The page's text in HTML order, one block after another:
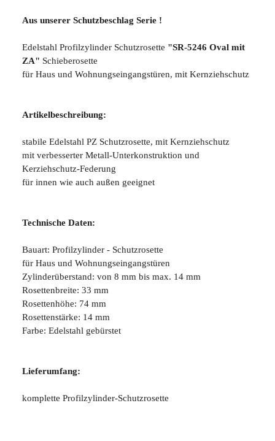
Aus unserer Schutzbeschlag Serie !
Edelstahl Profilzylinder Schutzrosette "SR-5246 Oval mit
ZA" Schieberosette
für Haus und Wohnungseingangstüren, mit Kernziehschutz
Artikelbeschreibung:
stabile Edelstahl PZ Schutzrosette, mit Kernziehschutz
mit verbesserter Metall-Unterkonstruktion und
Kerziehschutz-Federung
für innen wie auch außen geeignet
Technische Daten:
Bauart: Profilzylinder - Schutzrosette
für Haus und Wohnungseingangstüren
Zylinderüberstand: von 8 mm bis max. 14 mm
Rosettenbreite: 33 mm
Rosettenhöhe: 74 mm
Rosettenstärke: 14 mm
Farbe: Edelstahl gebürstet
Lieferumfang:
komplette Profilzylinder-Schutzrosette